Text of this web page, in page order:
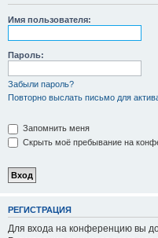
Имя пользователя:
Пароль:
Забыли пароль?
Повторно выслать письмо для
Запомнить меня
Скрыть моё пребывание на
РЕГИСТРАЦИЯ
Для входа на конференцию вы